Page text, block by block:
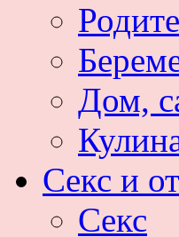
Дом,
Секс и
Секс